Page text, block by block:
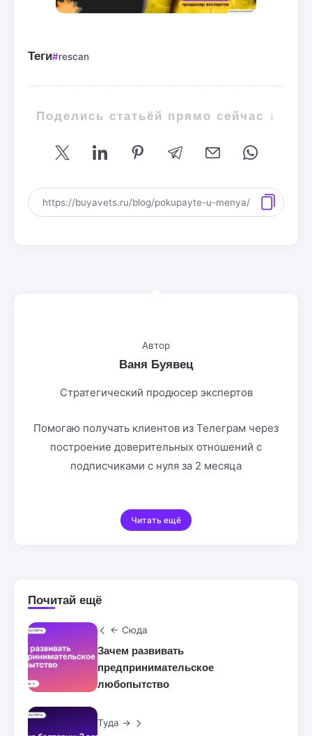
Теги rescan
Поделись статьёй прямо сейчас ↓
Автор
Ваня Буявец
Стратегический продюсер экспертов
Помогаю получать клиентов из Телеграм через
построение доверительных отношений с
подписчиками с нуля за 2 месяца
Читать ещё
Почитай ещё
← Сюда
Зачем развивать
предпринимательское
любопытство
Туда →